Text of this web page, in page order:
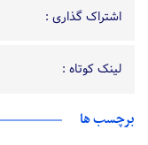
اشتراک گذاری :
لینک کوتاه :
برچسب ها